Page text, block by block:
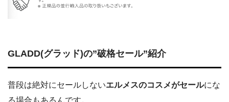
GLADD(グラッド)の”破格セール”紹介
普段は絶対にセールしないエルメスのコスメがセールにな
る場合もあるんです。